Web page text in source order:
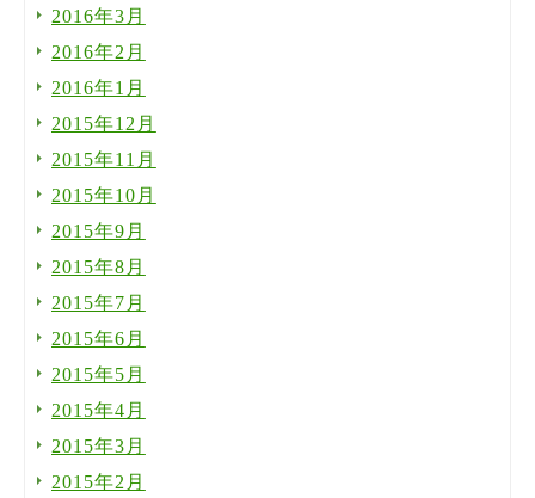
2016年3月
2016年2月
2016年1月
2015年12月
2015年11月
2015年10月
2015年9月
2015年8月
2015年7月
2015年6月
2015年5月
2015年4月
2015年3月
2015年2月